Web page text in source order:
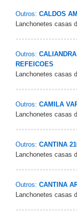
Outros: CALDOS
Lanchonetes casas
Outros:
REFEICOES
Lanchonetes casas
Outros: CAMILA
Lanchonetes casas
Outros: CANTINA
Lanchonetes casas
Outros: CANTINA
Lanchonetes casas